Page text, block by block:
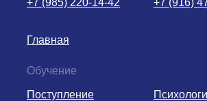
Поступление
Обучение
+7 (916)
+7 (985) 220-14-42
Главная